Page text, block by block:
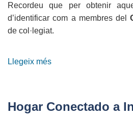
Recordeu que per obtenir
d’identificar com a membres del
de col·legiat.
Llegeix més
Hogar Conectado a